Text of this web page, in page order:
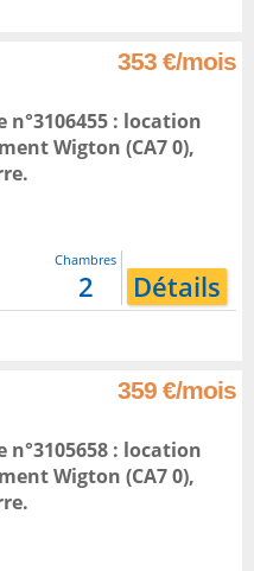
353 €/mois
n°3106455 : location
Wigton (CA7 0),
.
Chambres
2 Détails
359 €/mois
n°3105658 : location
Wigton (CA7 0),
.